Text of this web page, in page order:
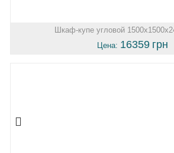
Шкаф-купе угловой
Цена: 16359 грн